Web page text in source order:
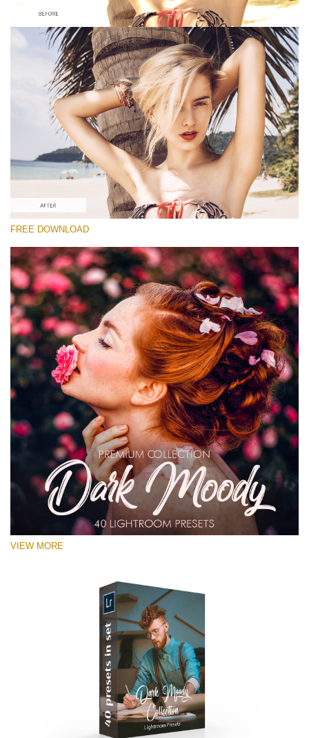
कृपया चुने
Looks Like Film Lightroom Preset #2
Dark Moody
(40 Lr Presets)
Matte Complete
(130 Lr Presets)
Must-Have Collection
(1432 Lr Presets)
मुफ्त डाउनलोड
FREE DOWNLOAD
VIEW MORE